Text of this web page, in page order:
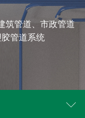
筑管道、市政管道
管道系统